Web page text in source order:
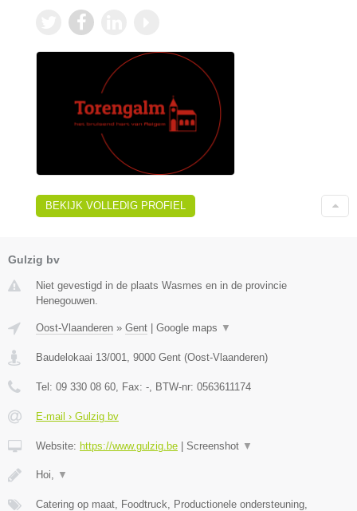
BEKIJK VOLLEDIG PROFIEL
Gulzig bv
Niet gevestigd in de plaats Wasmes en in de provincie
Henegouwen.
Oost-Vlaanderen » Gent Google maps ▼
Baudelokaai 13/001 9000 Gent (Oost-Vlaanderen)
Tel: 09 330 08 60 , Fax: - , BTW-nr: 0563611174
E-mail › Gulzig bv
Website: https://www.gulzig.be Screenshot ▼
Hoi, ▼
Catering op maat, Foodtruck, Productionele ondersteuning,